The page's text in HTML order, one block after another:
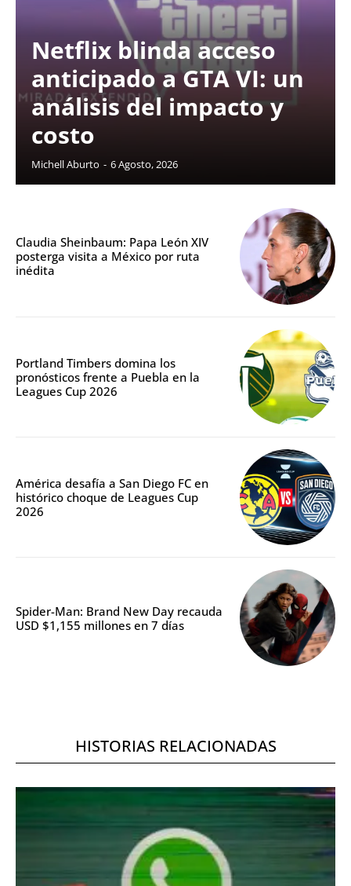
Netflix blinda acceso
anticipado a GTA VI: un
análisis del impacto y
costo
Michell Aburto - 6 Agosto, 2026
Claudia Sheinbaum: Papa León XIV
posterga visita a México por ruta
inédita
Portland Timbers domina los
pronósticos frente a Puebla en la
Leagues Cup 2026
América desafía a San Diego FC en
histórico choque de Leagues Cup
2026
Spider-Man: Brand New Day recauda
USD $1,155 millones en 7 días
HISTORIAS RELACIONADAS